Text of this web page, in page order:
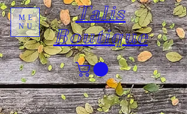
Talis
Boutique
ME
NU